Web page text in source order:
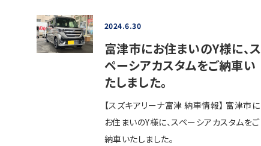
2024.6.30
富津市にお住まいのY様に、ス
ペーシアカスタムをご納車い
たしました。
【スズキアリーナ富津 納車情報】 富津市に
お住まいのY様に、スペーシアカスタムをご
納車いたしました。